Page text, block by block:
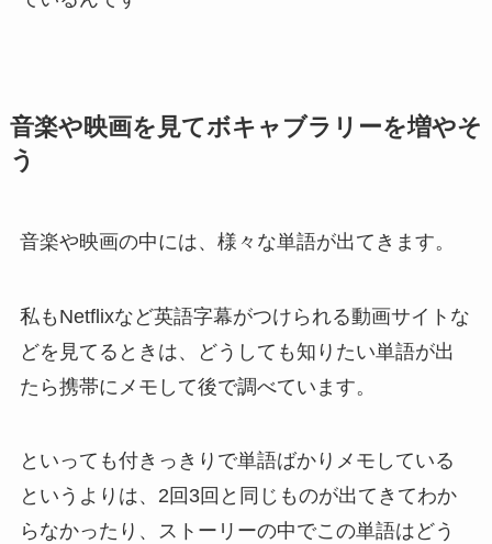
音楽や映画を見てボキャブラリーを増やそ
う
音楽や映画の中には、様々な単語が出てきます。
私もNetflixなど英語字幕がつけられる動画サイトな
どを見てるときは、どうしても知りたい単語が出
たら携帯にメモして後で調べています。
といっても付きっきりで単語ばかりメモしている
というよりは、2回3回と同じものが出てきてわか
らなかったり、ストーリーの中でこの単語はどう